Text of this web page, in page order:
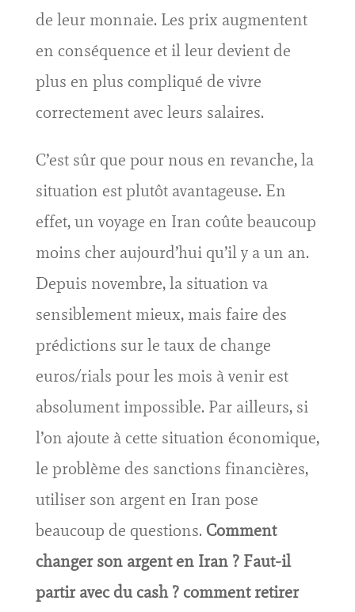
de leur monnaie. Les prix augmentent
en conséquence et il leur devient de
plus en plus compliqué de vivre
correctement avec leurs salaires.
C’est sûr que pour nous en revanche, la
situation est plutôt avantageuse. En
effet, un voyage en Iran coûte beaucoup
moins cher aujourd’hui qu’il y a un an.
Depuis novembre, la situation va
sensiblement mieux, mais faire des
prédictions sur le taux de change
euros/rials pour les mois à venir est
absolument impossible. Par ailleurs, si
l’on ajoute à cette situation économique,
le problème des sanctions financières,
utiliser son argent en Iran pose
beaucoup de questions. Comment
changer son argent en Iran ? Faut-il
partir avec du cash ? comment retirer